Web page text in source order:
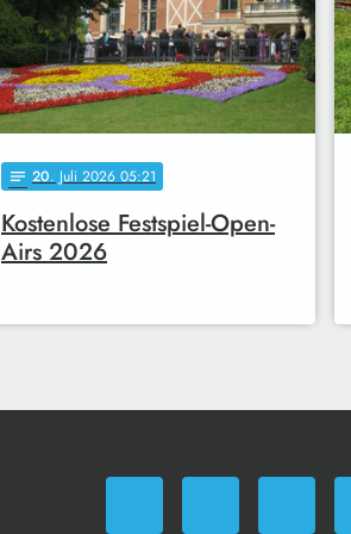
notes 20. Juli 2026 05:21
Kostenlose Festspiel-Open-
Airs 2026